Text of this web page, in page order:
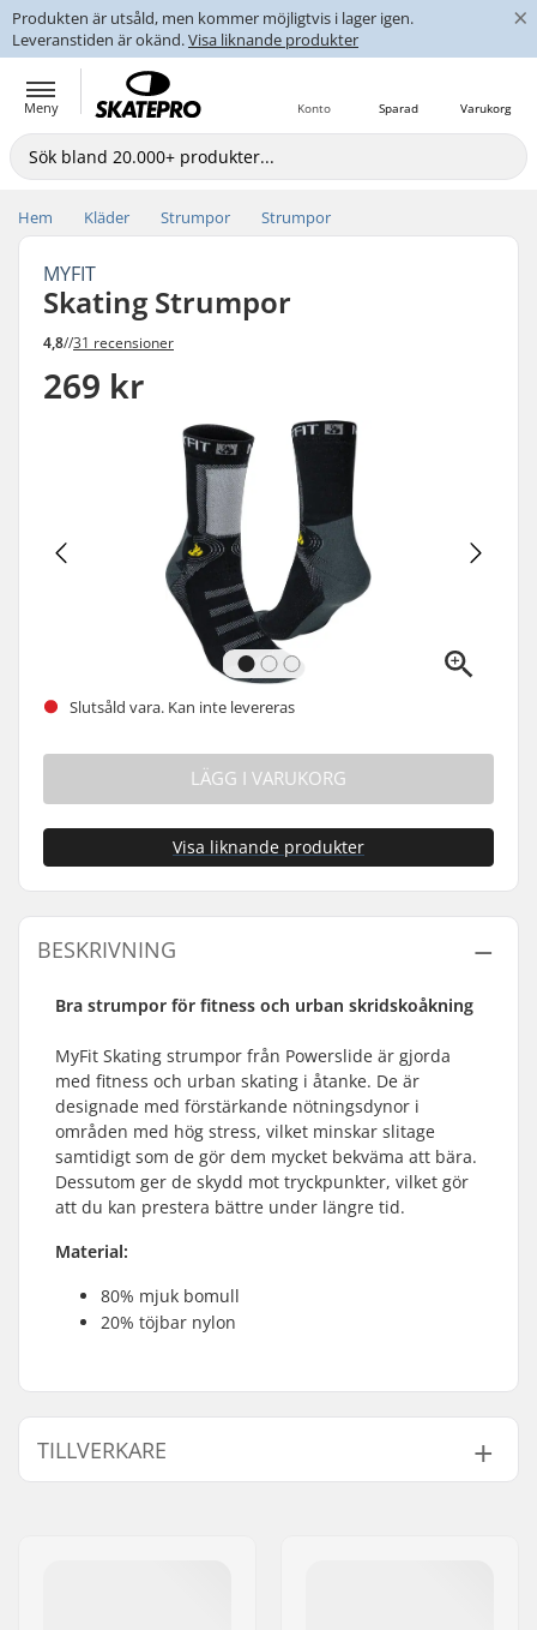
Produkten är utsåld, men kommer möjligtvis i lager igen.
Leveranstiden är okänd.Visa liknande produkter
×
Meny Varukorg
Sparad
Konto
Hem Kläder Strumpor Strumpor
MYFIT
Skating Strumpor
4,8//31 recensioner
269 kr
Slutsåld vara. Kan inte levereras
LÄGG I VARUKORG
Visa liknande produkter
BESKRIVNING
Bra strumpor för fitness och urban skridskoåkning
MyFit Skating strumpor från Powerslide är gjorda
med fitness och urban skating i åtanke. De är
designade med förstärkande nötningsdynor i
områden med hög stress, vilket minskar slitage
samtidigt som de gör dem mycket bekväma att bära.
Dessutom ger de skydd mot tryckpunkter, vilket gör
att du kan prestera bättre under längre tid.
Material:
80% mjuk bomull
20% töjbar nylon
TILLVERKARE